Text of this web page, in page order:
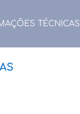
TÉCNICAS